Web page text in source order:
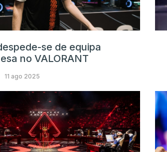
se de equipa
no VALORANT
11 ago 2025